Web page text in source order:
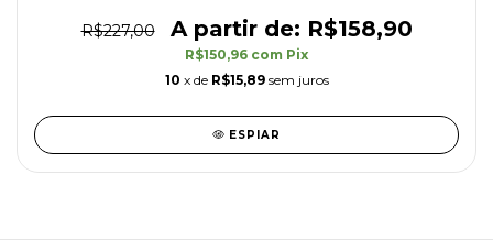
R$227,00
R$158,90
R$150,96 com Pix
10 x de R$15,89 sem juros
ESPIAR